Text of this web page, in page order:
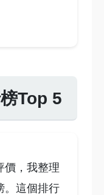
Top 5
價，我整理
。這個排行